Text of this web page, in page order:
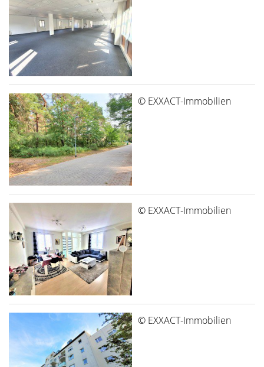
© EXXACT-Immobilien
© EXXACT-Immobilien
© EXXACT-Immobilien